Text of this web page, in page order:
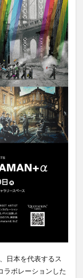
日本を代表するス
ラボレーションした